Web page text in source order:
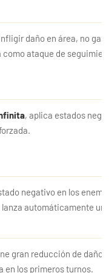
daño en área, no
ataque de
, aplica estados
negativo en los
automáticamente
gran reducción de daño
en los primeros turnos.